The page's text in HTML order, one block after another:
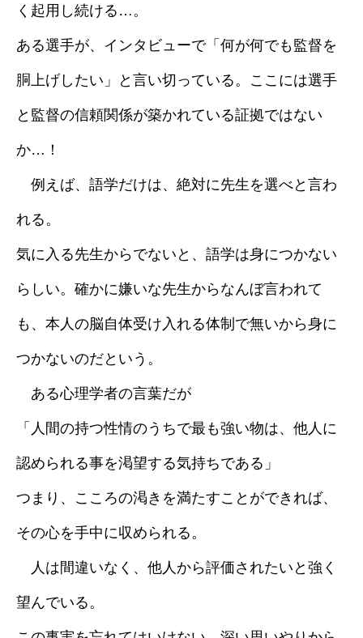
く起用し続ける…。
ある選手が、インタビューで「何が何でも監督を
胴上げしたい」と言い切っている。ここには選手
と監督の信頼関係が築かれている証拠ではない
か…！
例えば、語学だけは、絶対に先生を選べと言わ
れる。
気に入る先生からでないと、語学は身につかない
らしい。確かに嫌いな先生からなんぼ言われて
も、本人の脳自体受け入れる体制で無いから身に
つかないのだという。
ある心理学者の言葉だが
「人間の持つ性情のうちで最も強い物は、他人に
認められる事を渇望する気持ちである」
つまり、こころの渇きを満たすことができれば、
その心を手中に収められる。
人は間違いなく、他人から評価されたいと強く
望んでいる。